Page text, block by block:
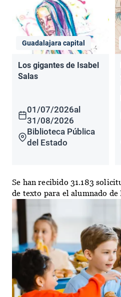
Guadalajara capital
Los gigantes de Isabel
Salas
01/07/2026al
31/08/2026
Biblioteca Pública
del Estado
Se han recibido 31.183
de texto para el alumnado